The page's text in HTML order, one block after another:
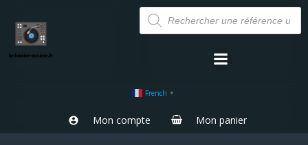
Aller
au
contenu
Recherche
de
produits
French ▼
Mon compte Mon panier